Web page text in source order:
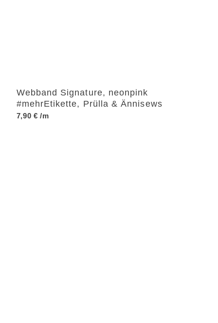
Webband Signature, neonpink
#mehrEtikette, Prülla & Ännisews
7,90 € /m